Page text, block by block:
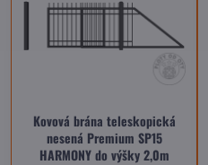
Kovová brána teleskopická
nesená Premium SP15
HARMONY do výšky 2,0m